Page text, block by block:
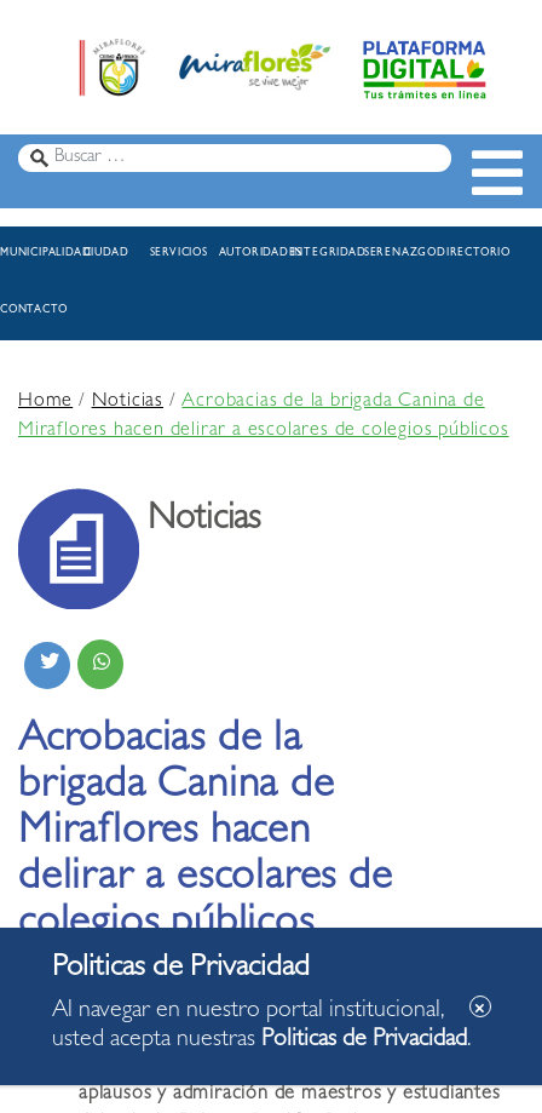
MUNICIPALIDADCIUDAD SERVICIOS AUTORIDADESINTEGRIDADSERENAZGODIRECTORIO
CONTACTO
Home/Noticias /Acrobacias de la brigada Canina de
Miraflores hacen delirar a escolares de colegios públicos
Noticias
Acrobacias de la
brigada Canina de
Miraflores hacen
delirar a escolares de
colegios públicos
26.06.2025
aplausos y admiración de maestros y estudiantes
Al navegar en nuestro portal institucional,
usted acepta nuestras Politicas de Privacidad.